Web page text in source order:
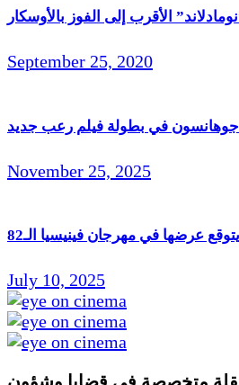
الأقرب إلى الفوز بالأوسكار
September 25, 2020
في بطولة فيلم رعب جديد
November 25, 2025
يتوقع عرضها في مهرجان فينيسيا الـ82
July 10, 2025